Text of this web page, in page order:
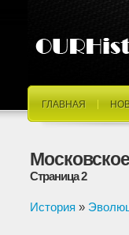
ГЛАВНАЯ
Страница 2
История »